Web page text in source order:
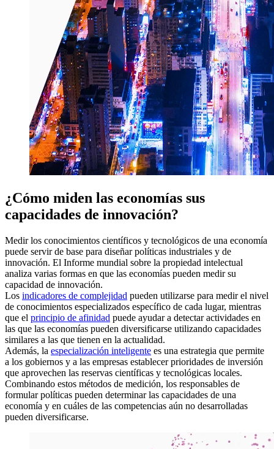
¿Cómo miden las economías sus
capacidades de innovación?
Medir los conocimientos científicos y tecnológicos de una economía
puede servir de base para diseñar políticas industriales y de
innovación. El Informe mundial sobre la propiedad intelectual
analiza varias formas en que las economías pueden medir su
capacidad de innovación.
Los indicadores de complejidad pueden utilizarse para medir el nivel
de conocimientos especializados específico de cada lugar, mientras
que el principio de afinidad puede ayudar a detectar actividades en
las que las economías pueden diversificarse utilizando capacidades
similares a las que tienen en la actualidad.
Además, la especialización inteligente es una estrategia que permite
a los gobiernos y a las empresas establecer prioridades de inversión
que aprovechen las reservas científicas y tecnológicas locales.
Combinando estos métodos de medición, los responsables de
formular políticas pueden determinar las capacidades de una
economía y en cuáles de las competencias aún no desarrolladas
pueden diversificarse.